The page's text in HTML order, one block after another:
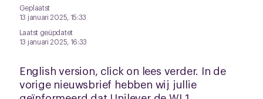
Geplaatst
13 januari 2025, 15:33
Laatst geüpdatet
13 januari 2025, 16:33
English version, click on lees verder. In de
vorige nieuwsbrief hebben wij jullie